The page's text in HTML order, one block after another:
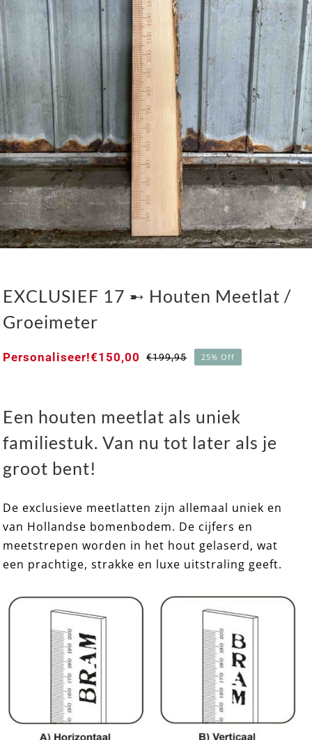
EXCLUSIEF 17 ➸ Houten Meetlat /
Groeimeter
€199,95Oorspronkelijke
€150,00
Huidige
Personaliseer! 25% Off
Een houten meetlat als uniek
familiestuk. Van nu tot later als je
groot bent!
De exclusieve meetlatten zijn allemaal uniek en
van Hollandse bomenbodem. De cijfers en
meetstrepen worden in het hout gelaserd, wat
een prachtige, strakke en luxe uitstraling geeft.